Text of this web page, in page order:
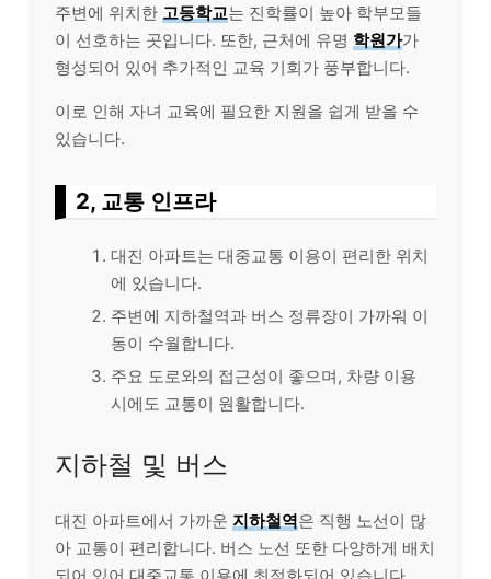
주변에 위치한 고등학교는 진학률이 높아 학부모들
이 선호하는 곳입니다. 또한, 근처에 유명 학원가가
형성되어 있어 추가적인 교육 기회가 풍부합니다.
이로 인해 자녀 교육에 필요한 지원을 쉽게 받을 수
있습니다.
2, 교통 인프라
대진 아파트는 대중교통 이용이 편리한 위치
에 있습니다.
주변에 지하철역과 버스 정류장이 가까워 이
동이 수월합니다.
주요 도로와의 접근성이 좋으며, 차량 이용
시에도 교통이 원활합니다.
지하철 및 버스
대진 아파트에서 가까운 지하철역은 직행 노선이 많
아 교통이 편리합니다. 버스 노선 또한 다양하게 배치
되어 있어 대중교통 이용에 최적화되어 있습니다.